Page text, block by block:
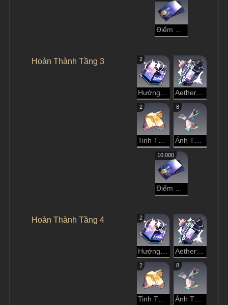
Điểm Tín Dụng
Hoàn Thành Tầng 3 2
Aether Tinh Luyện
2
Tinh Thể Đánh Mất
8
Ánh Tà Dương Rực Rỡ
10.000
Điểm Tín Dụng
Hoàn Thành Tầng 4 2
Aether Tinh Luyện
2
Tinh Thể Đánh Mất
8
Ánh Tà Dương Rực Rỡ